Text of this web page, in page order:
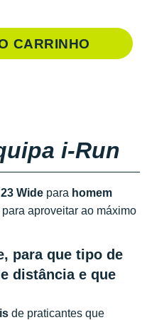
CARRINHO
i-Run
Wide para homem
aproveitar ao máximo
para que tipo de
distância e que
de praticantes que